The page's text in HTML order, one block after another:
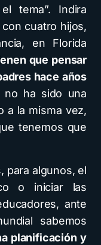
tema”. Indira
cuatro hijos,
en Florida
que pensar
hace años
no ha sido una
a la misma vez,
tenemos que
para algunos, el
o iniciar las
ante
sabemos
planificación y